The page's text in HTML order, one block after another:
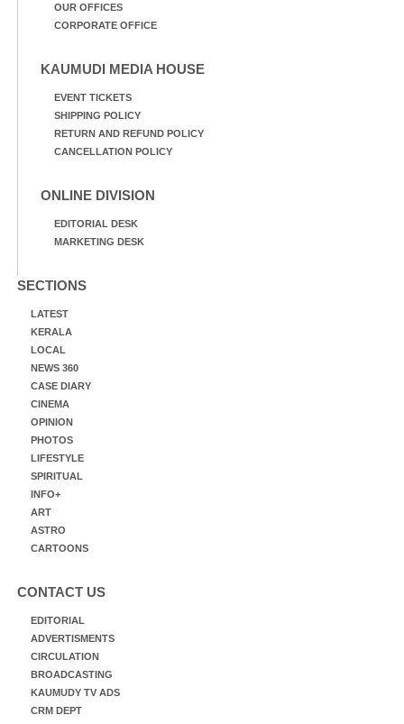
OUR OFFICES
CORPORATE OFFICE
KAUMUDI MEDIA HOUSE
EVENT TICKETS
SHIPPING POLICY
RETURN AND REFUND POLICY
CANCELLATION POLICY
ONLINE DIVISION
EDITORIAL DESK
MARKETING DESK
SECTIONS
LATEST
KERALA
LOCAL
NEWS 360
CASE DIARY
CINEMA
OPINION
PHOTOS
LIFESTYLE
SPIRITUAL
INFO+
ART
ASTRO
CARTOONS
CONTACT US
EDITORIAL
ADVERTISMENTS
CIRCULATION
BROADCASTING
KAUMUDY TV ADS
CRM DEPT